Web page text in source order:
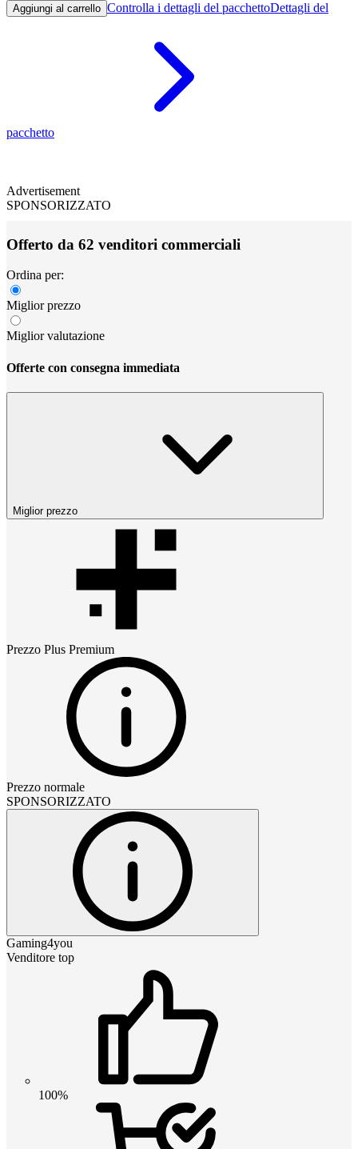
Aggiungi al carrello Controlla i dettagli del pacchettoDettagli del
pacchetto
Advertisement
SPONSORIZZATO
Offerto da 62 venditori commerciali
Ordina per:
Miglior prezzo
Miglior valutazione
Offerte con consegna immediata
Miglior prezzo
Prezzo Plus Premium
Prezzo normale
SPONSORIZZATO
Gaming4you
Venditore top
100%